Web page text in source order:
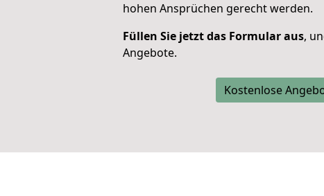
hohen Ansprüchen gerecht werden.
Füllen Sie jetzt das Formular aus,
Angebote.
Kostenlose